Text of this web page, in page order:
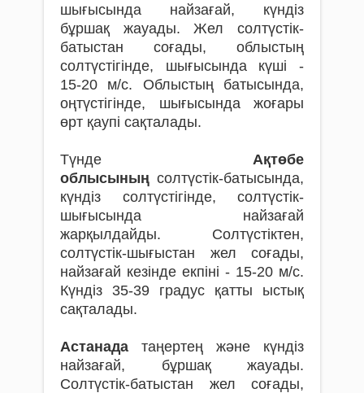
шығысында найзағай, күндіз
бұршақ жауады. Жел солтүстік-
батыстан соғады, облыстың
солтүстігінде, шығысында күші -
15-20 м/с. Облыстың батысында,
оңтүстігінде, шығысында жоғары
өрт қаупі сақталады.
Түнде Ақтөбе
облысының солтүстік-батысында,
күндіз солтүстігінде, солтүстік-
шығысында найзағай
жарқылдайды. Солтүстіктен,
солтүстік-шығыстан жел соғады,
найзағай кезінде екпіні - 15-20 м/с.
Күндіз 35-39 градус қатты ыстық
сақталады.
Астанада таңертең және күндіз
найзағай, бұршақ жауады.
Солтүстік-батыстан жел соғады,